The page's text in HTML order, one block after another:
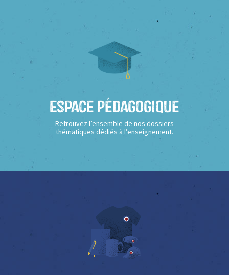
Espace Pédagogique
Retrouvez l’ensemble de nos dossiers
thématiques dédiés à l’enseignement.